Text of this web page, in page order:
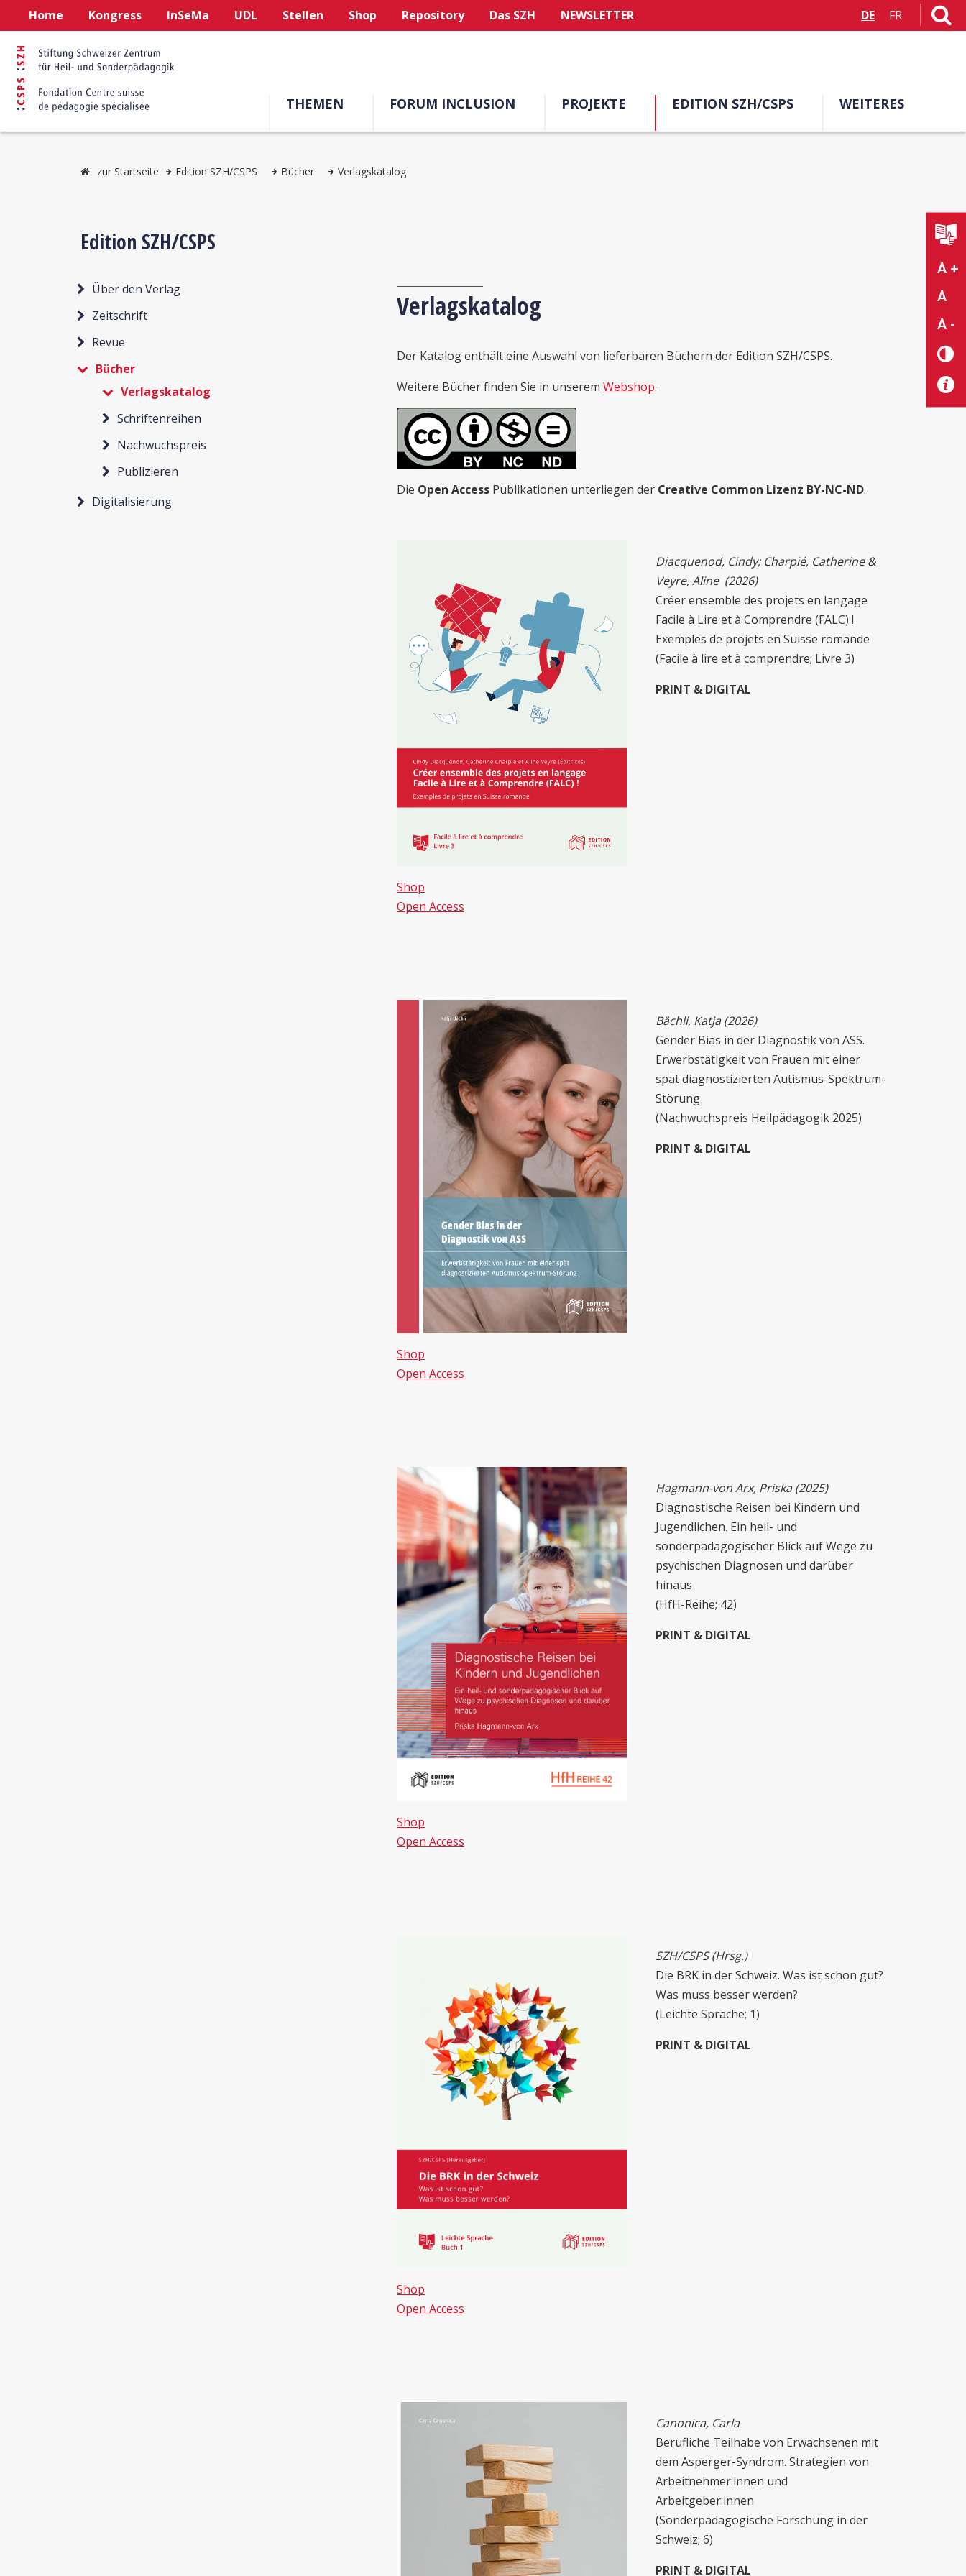
Home Kongress InSeMa UDL Stellen Shop Repository Das SZH NEWSLETTER DE FR
THEMEN FORUM INCLUSION PROJEKTE EDITION SZH/CSPS WEITERES
A +
A
A -
zur Startseite Edition SZH/CSPS Bücher Verlagskatalog
Edition SZH/CSPS
Über den Verlag
Zeitschrift
Revue
Bücher
Verlagskatalog
Schriftenreihen
Nachwuchspreis
Publizieren
Digitalisierung
Verlagskatalog
Der Katalog enthält eine Auswahl von lieferbaren Büchern der Edition SZH/CSPS.
Weitere Bücher finden Sie in unserem Webshop.
Die Open Access Publikationen unterliegen der Creative Common Lizenz BY-NC-ND.
Shop
Open Access
Diacquenod, Cindy; Charpié, Catherine &
Veyre,Aline (2026)
Créer ensemble des projets en langage
Facile à Lire et à Comprendre (FALC) !
Exemples de projets en Suisse romande
(Facile à lire et à comprendre; Livre 3)
PRINT & DIGITAL
Shop
Open Access
Bächli, Katja (2026)
Gender Bias in der Diagnostik von ASS.
Erwerbstätigkeit von Frauen mit einer
spät diagnostizierten Autismus-Spektrum-
Störung
(Nachwuchspreis Heilpädagogik 2025)
PRINT & DIGITAL
Shop
Open Access
Hagmann-von Arx, Priska (2025)
Diagnostische Reisen bei Kindern und
Jugendlichen. Ein heil- und
sonderpädagogischer Blick auf Wege zu
psychischen Diagnosen und darüber
hinaus
(HfH-Reihe; 42)
PRINT & DIGITAL
Shop
Open Access
SZH/CSPS (Hrsg.)
Die BRK in der Schweiz. Was ist schon gut?
Was muss besser werden?
(Leichte Sprache; 1)
PRINT & DIGITAL
Canonica, Carla
Berufliche Teilhabe von Erwachsenen mit
dem Asperger-Syndrom. Strategien von
Arbeitnehmer:innen und
Arbeitgeber:innen
(Sonderpädagogische Forschung in der
Schweiz; 6)
PRINT & DIGITAL